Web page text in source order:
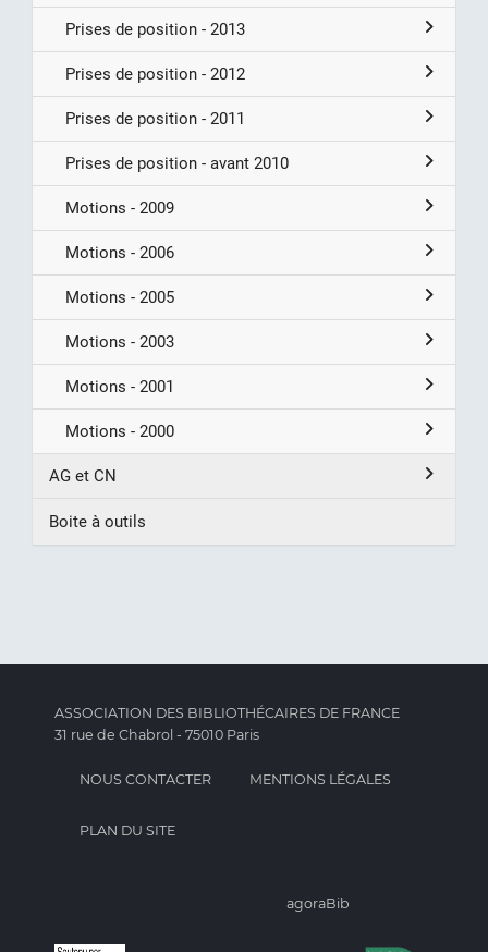
Prises de position - 2013
Prises de position - 2012
Prises de position - 2011
Prises de position - avant 2010
Motions - 2009
Motions - 2006
Motions - 2005
Motions - 2003
Motions - 2001
Motions - 2000
AG et CN
Boite à outils
ASSOCIATION DES BIBLIOTHÉCAIRES DE FRANCE
31 rue de Chabrol - 75010 Paris
NOUS CONTACTER MENTIONS LÉGALES
PLAN DU SITE
agoraBib